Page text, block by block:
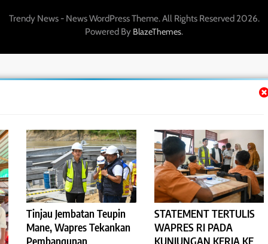
Tinjau Jembatan Teupin
Mane, Wapres Tekankan
Pembangunan
STATEMENT TERTULIS
WAPRES RI PADA
KUNJUNGAN KERJA KE
Trendy News - News WordPress Theme. All Rights Reserved 2026.
Powered By BlazeThemes.